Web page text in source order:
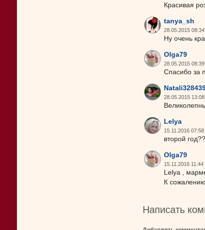
Красивая
tanya_sh
28.05.2015 08:34
Ну очень
Olga79
28.05.2015 08:39
Спасибо за
28.05.2015 13:08
Lelya
15.11.2016 07:58
второй
Olga79
15.11.2016 11:44
Lelya ,
К
Написать